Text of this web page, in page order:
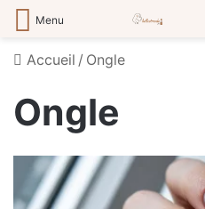
Menu
Accueil / Ongle
Ongle